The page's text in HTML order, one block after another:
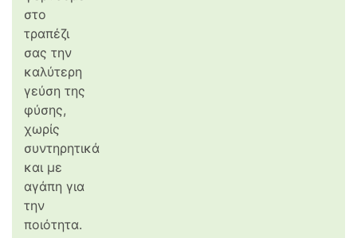
στο
τραπέζι
σας την
καλύτερη
γεύση της
φύσης,
χωρίς
συντηρητικά
και με
αγάπη για
την
ποιότητα.